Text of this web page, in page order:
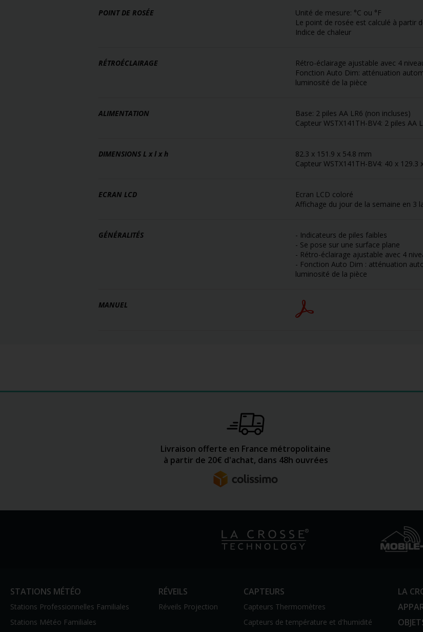
POINT DE ROSÉE
Unité de mesure: °C ou °F
Le point de rosée est calculé à partir
Indice de chaleur
RÉTROÉCLAIRAGE
Rétro-éclairage ajustable avec 4
Fonction Auto Dim: atténuation
luminosité de la pièce
ALIMENTATION
Base: 2 piles AA LR6 (non incluses)
Capteur WSTX141TH-BV4: 2 piles AA
DIMENSIONS L x l x h
82.3 x 151.9 x 54.8 mm
Capteur WSTX141TH-BV4: 40 x 129.3
ECRAN LCD
Ecran LCD coloré
Affichage du jour de la semaine en 3
GÉNÉRALITÉS
- Indicateurs de piles faibles
- Se pose sur une surface plane
- Rétro-éclairage ajustable avec 4
- Fonction Auto Dim : atténuation
luminosité de la pièce
MANUEL
Livraison offerte en France métropolitaine
à partir de 20€ d'achat, dans 48h ouvrées
STATIONS MÉTÉO
Stations Professionnelles Familiales
Stations Météo Familiales
RÉVEILS
Réveils Projection
CAPTEURS
Capteurs Thermomètres
Capteurs de température et d'humidité
LA